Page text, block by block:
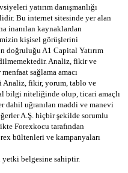
yatırım danışmanlığı
Bu internet sitesinde yer alan
inanılan kaynaklardan
kişisel görüşlerini
doğruluğu A1 Capital Yatırım
Analiz, fikir ve
sağlama amacı
Analiz, fikir, yorum, tablo ve
bilgi niteliğinde olup, ticari amaçlı
dahil uğranılan maddi ve manevi
A.Ş. hiçbir şekilde sorumlu
Forexkocu tarafından
bültenleri ve kampanyaları
yetki belgesine sahiptir.